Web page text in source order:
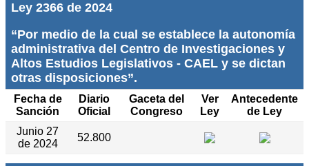
Ley 2366 de 2024
“Por medio de la cual se establece la autonomía
administrativa del Centro de Investigaciones y
Altos Estudios Legislativos - CAEL y se dictan
otras disposiciones”.
Fecha de
Sanción
Diario
Oficial
Gaceta del
Congreso
Ver
Ley
Antecedente
de Ley
Junio 27
de 2024
52.800